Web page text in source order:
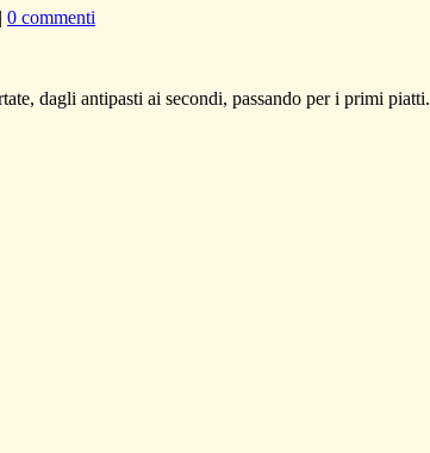
| 0 commenti
dagli antipasti ai secondi, passando per i primi piatti.